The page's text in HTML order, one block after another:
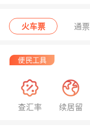
火车票 通票
查汇率 续居留